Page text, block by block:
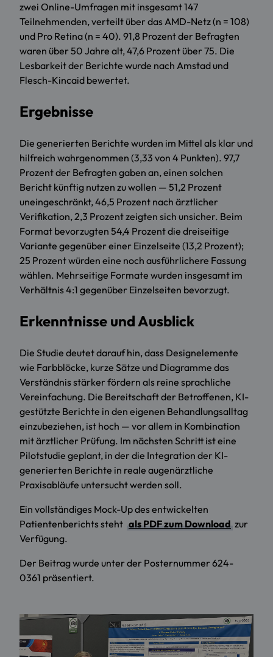
zwei Online-Umfragen mit insgesamt 147
Teilnehmenden, verteilt über das AMD-Netz (n = 108)
und Pro Retina (n = 40). 91,8 Prozent der Befragten
waren über 50 Jahre alt, 47,6 Prozent über 75. Die
Lesbarkeit der Berichte wurde nach Amstad und
Flesch-Kincaid bewertet.
Ergebnisse
Die generierten Berichte wurden im Mittel als klar und
hilfreich wahrgenommen (3,33 von 4 Punkten). 97,7
Prozent der Befragten gaben an, einen solchen
Bericht künftig nutzen zu wollen — 51,2 Prozent
uneingeschränkt, 46,5 Prozent nach ärztlicher
Verifikation, 2,3 Prozent zeigten sich unsicher. Beim
Format bevorzugten 54,4 Prozent die dreiseitige
Variante gegenüber einer Einzelseite (13,2 Prozent);
25 Prozent würden eine noch ausführlichere Fassung
wählen. Mehrseitige Formate wurden insgesamt im
Verhältnis 4:1 gegenüber Einzelseiten bevorzugt.
Erkenntnisse und Ausblick
Die Studie deutet darauf hin, dass Designelemente
wie Farbblöcke, kurze Sätze und Diagramme das
Verständnis stärker fördern als reine sprachliche
Vereinfachung. Die Bereitschaft der Betroffenen, KI-
gestützte Berichte in den eigenen Behandlungsalltag
einzubeziehen, ist hoch — vor allem in Kombination
mit ärztlicher Prüfung. Im nächsten Schritt ist eine
Pilotstudie geplant, in der die Integration der KI-
generierten Berichte in reale augenärztliche
Praxisabläufe untersucht werden soll.
Ein vollständiges Mock-Up des entwickelten
Patientenberichts steht als PDF zum Download zur
Verfügung.
Der Beitrag wurde unter der Posternummer 624-
0361 präsentiert.